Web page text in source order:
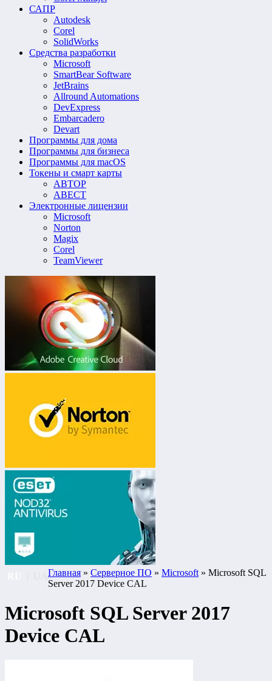
САПР
Autodesk
Corel
SolidWorks
Средства разработки
Microsoft
SmartBear Software
JetBrains
Allround Automations
DevExpress
Embarcadero
Devart
Программы для дома
Программы для бизнеса
Программы для macOS
Токены и смарт карты
АВТОР
АВЕСТ
Электронные лицензии
Microsoft
Norton
Magix
Corel
TeamViewer
Главная » Серверное ПО » Microsoft » Microsoft SQL
Server 2017 Device CAL
Microsoft SQL Server 2017
Device CAL